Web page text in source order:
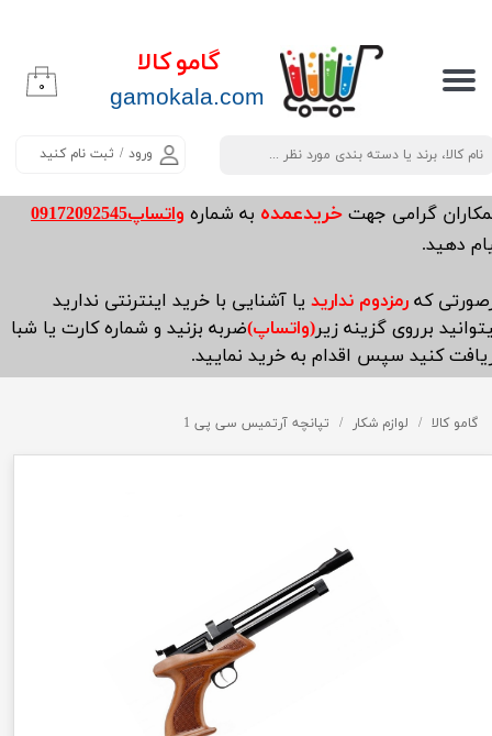
گامو کالا
​​​​​​gamokala.com
ورود / ثبت نام کنید
حساب کاربری من
تغییر گذر واژه
سفارشات
خروج از حساب کاربری
۰
گرامی جهت خریدعمده به شماره واتساپ09172092545
دهید.
که رمزدوم ندارید یا آشنایی با خرید اینترنتی ندارید
برروی گزینه زیر(واتساپ)ضربه بزنید و شماره کارت یا شبا
کنید سپس اقدام به خرید نمایید.
گامو کالا لوازم شکار تپانچه آرتمیس سی پی 1